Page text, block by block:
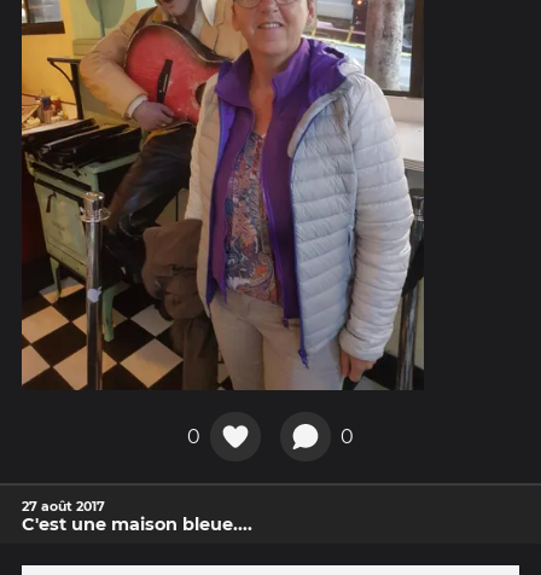
0 0
27 août 2017
C'est une maison bleue....